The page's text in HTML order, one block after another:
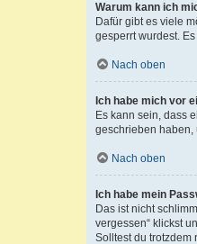
Warum kann ich
Dafür gibt es viele
gesperrt wurdest.
Nach oben
Ich habe mich vor
Es kann sein, dass
geschrieben haben,
Nach oben
Ich habe mein
Das ist nicht
vergessen“ klickst
Solltest du trotzdem